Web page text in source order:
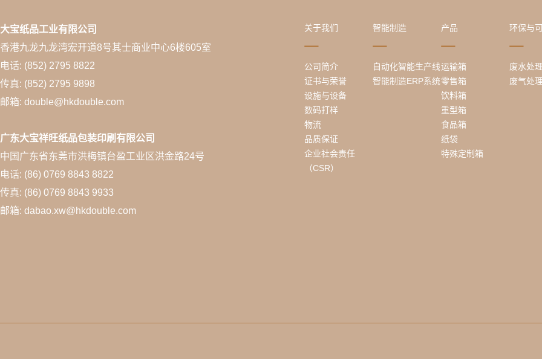
大宝纸品工业有限公司
香港九龙九龙湾宏开道8号其士商业中心6楼605室
电话: (852) 2795 8822
传真: (852) 2795 9898
邮箱: double@hkdouble.com
广东大宝祥旺纸品包装印刷有限公司
中国广东省东莞市洪梅镇台盈工业区洪金路24号
电话: (86) 0769 8843 8822
传真: (86) 0769 8843 9933
邮箱: dabao.xw@hkdouble.com
关于我们
公司简介
证书与荣誉
设施与设备
数码打样
物流
品质保证
企业社会责任
（CSR）
智能制造
自动化智能生产线
智能制造ERP系统
产品
运输箱
零售箱
饮料箱
重型箱
食品箱
纸袋
特殊定制箱
环保与
废水处
废气处